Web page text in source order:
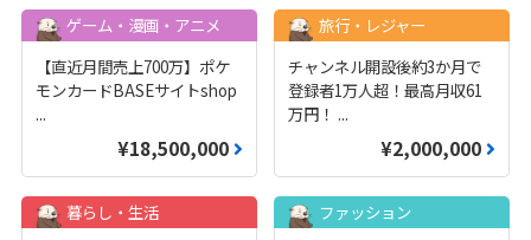
ゲーム・漫画・アニメ
【直近月間売上700万】ポケ
モンカードBASEサイトshop
...
¥18,500,000
旅行・レジャー
チャンネル開設後約3か月で
登録者1万人超！最高月収61
万円！ ...
¥2,000,000
暮らし・生活
ファッション